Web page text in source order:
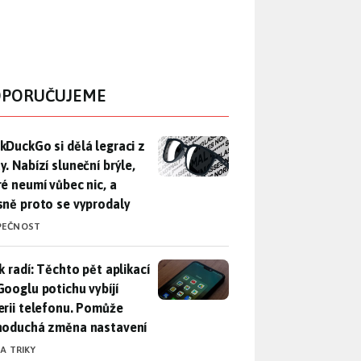
si dělá legraci z Mety. Nabízí sluneční brýle, které
si dělá legraci z
Nabízí sluneční brýle,
neumí vůbec nic, a
proto se vyprodaly
radí: Těchto pět aplikací od Googlu potichu vybíjí baterii
radí: Těchto pět aplikací
potichu vybíjí
telefonu. Pomůže
změna nastavení
TRIKY